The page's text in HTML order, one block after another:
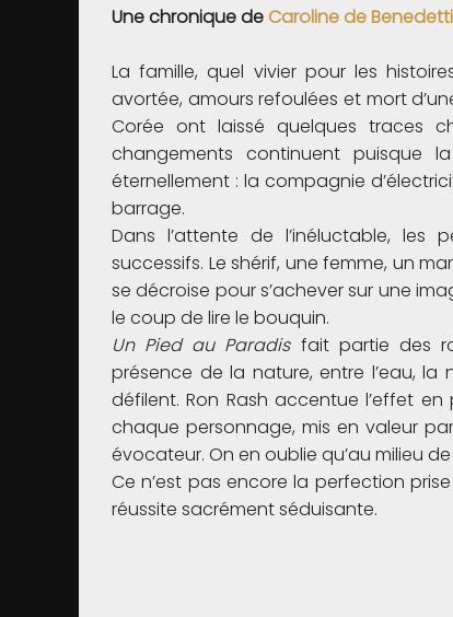
Une chronique de Caroline de Benedetti
La famille, quel vivier pour les
avortée, amours refoulées et mort
Corée ont laissé quelques traces
changements continuent puisque
éternellement : la compagnie
barrage.
Dans l’attente de l’inéluctable,
successifs. Le shérif, une femme, un
se décroise pour s’achever sur une
le coup de lire le bouquin.
Un Pied au Paradisfait partie des
présence de la nature, entre l’eau,
défilent. Ron Rash accentue l’effet
chaque personnage, mis en valeur
évocateur. On en oublie qu’au milieu
Ce n’est pas encore la perfection
réussite sacrément séduisante.